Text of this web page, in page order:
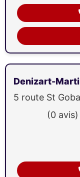
Denizart-
5 route St
(0 avis)